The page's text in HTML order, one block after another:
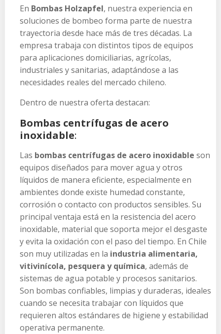
En Bombas Holzapfel, nuestra experiencia en
soluciones de bombeo forma parte de nuestra
trayectoria desde hace más de tres décadas. La
empresa trabaja con distintos tipos de equipos
para aplicaciones domiciliarias, agrícolas,
industriales y sanitarias, adaptándose a las
necesidades reales del mercado chileno.
Dentro de nuestra oferta destacan:
Bombas centrífugas de acero
inoxidable:
Las bombas centrífugas de acero inoxidable son
equipos diseñados para mover agua y otros
líquidos de manera eficiente, especialmente en
ambientes donde existe humedad constante,
corrosión o contacto con productos sensibles. Su
principal ventaja está en la resistencia del acero
inoxidable, material que soporta mejor el desgaste
y evita la oxidación con el paso del tiempo. En Chile
son muy utilizadas en la industria alimentaria,
vitivinícola, pesquera y química, además de
sistemas de agua potable y procesos sanitarios.
Son bombas confiables, limpias y duraderas, ideales
cuando se necesita trabajar con líquidos que
requieren altos estándares de higiene y estabilidad
operativa permanente.